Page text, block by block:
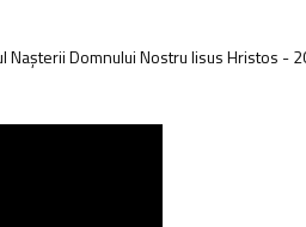
Nașterii Domnului Nostru Iisus Hristos -